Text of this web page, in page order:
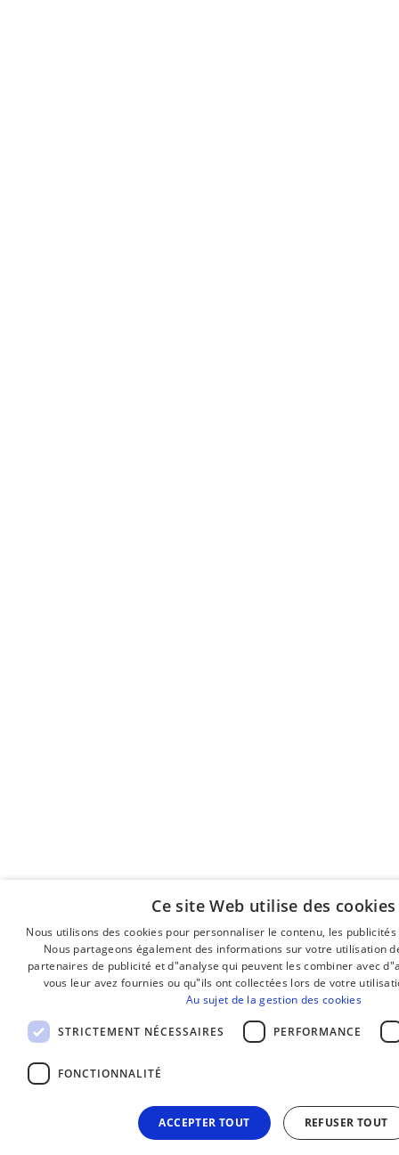
Ce site Web utilise des cookies
Nous utilisons des cookies pour personnaliser le contenu, les
Nous partageons également des informations sur votre utilisation
partenaires de publicité et d"analyse qui peuvent les combiner avec
vous leur avez fournies ou qu"ils ont collectées lors de votre
Au sujet de la gestion des cookies
STRICTEMENT NÉCESSAIRES PERFORMANCE
FONCTIONNALITÉ
ACCEPTER TOUT REFUSER TOUT